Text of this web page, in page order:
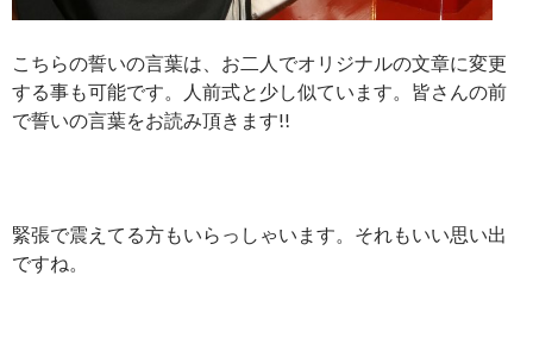
こちらの誓いの言葉は、お二人でオリジナルの文章に変更
する事も可能です。人前式と少し似ています。皆さんの前
で誓いの言葉をお読み頂きます!!
緊張で震えてる方もいらっしゃいます。それもいい思い出
ですね。